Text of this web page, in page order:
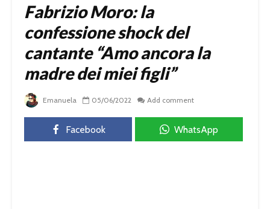
Fabrizio Moro: la
confessione shock del
cantante “Amo ancora la
madre dei miei figli”
Emanuela 05/06/2022 Add comment
Facebook WhatsApp